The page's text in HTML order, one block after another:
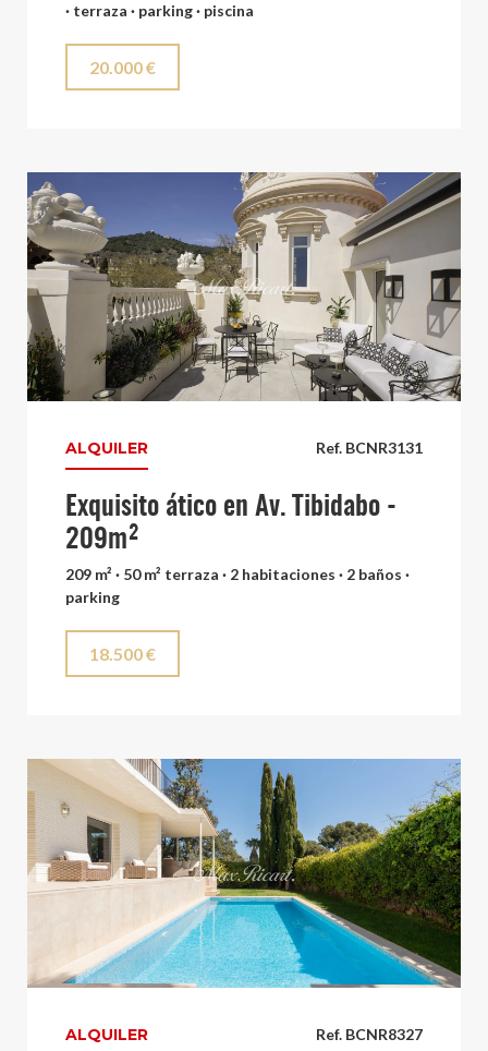
· terraza · parking · piscina
20.000 €
Ref. BCNR3131
ALQUILER
Exquisito ático en Av. Tibidabo -
209m²
209 m² · 50 m² terraza · 2 habitaciones · 2 baños ·
parking
18.500 €
Ref. BCNR8327
ALQUILER